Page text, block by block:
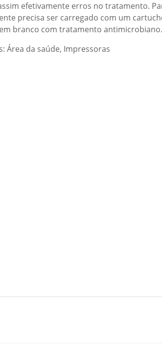
efetivamente erros no tratamento.
precisa ser carregado com um
branco com tratamento antimicrobiano.
Área da saúde, Impressoras